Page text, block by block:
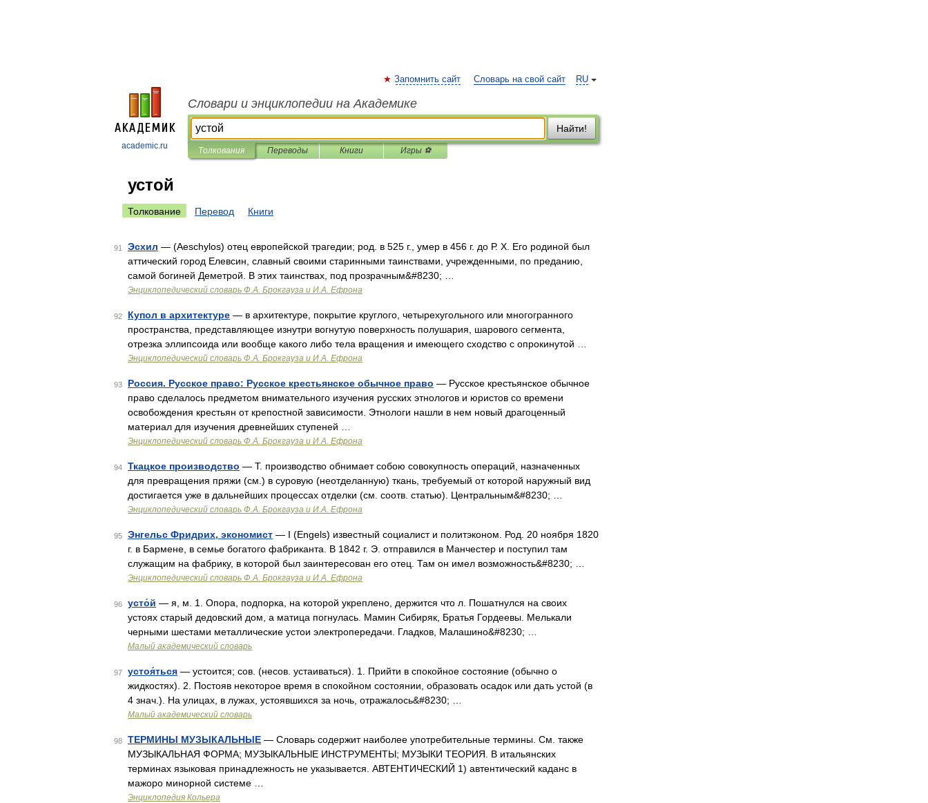
academic.ru
RU
Запомнить сайт Словарь на свой сайт
Словари и энциклопедии на Академике
Найти!
Толкования Переводы Книги Игры ⚽
устой
Толкование Перевод Книги
91 Эсхил — (Aeschylos) отец европейской трагедии; род. в 525 г., умер в 456 г. до Р. Х. Его родиной был
аттический город Елевсин, славный своими старинными таинствами, учрежденными, по преданию,
самой богиней Деметрой. В этих таинствах, под прозрачным&#8230; …
Энциклопедический словарь Ф.А. Брокгауза и И.А. Ефрона
92 Купол в архитектуре — в архитектуре, покрытие круглого, четырехугольного или многогранного
пространства, представляющее изнутри вогнутую поверхность полушария, шарового сегмента,
отрезка эллипсоида или вообще какого либо тела вращения и имеющего сходство с опрокинутой …
Энциклопедический словарь Ф.А. Брокгауза и И.А. Ефрона
93 Россия. Русское право: Русское крестьянское обычное право — Русское крестьянское обычное
право сделалось предметом внимательного изучения русских этнологов и юристов со времени
освобождения крестьян от крепостной зависимости. Этнологи нашли в нем новый драгоценный
материал для изучения древнейших ступеней …
Энциклопедический словарь Ф.А. Брокгауза и И.А. Ефрона
94 Ткацкое производство — Т. производство обнимает собою совокупность операций, назначенных
для превращения пряжи (см.) в суровую (неотделанную) ткань, требуемый от которой наружный вид
достигается уже в дальнейших процессах отделки (см. соотв. статью). Центральным&#8230; …
Энциклопедический словарь Ф.А. Брокгауза и И.А. Ефрона
95 Энгельс Фридрих, экономист — I (Engels) известный социалист и политэконом. Род. 20 ноября 1820
г. в Бармене, в семье богатого фабриканта. В 1842 г. Э. отправился в Манчестер и поступил там
служащим на фабрику, в которой был заинтересован его отец. Там он имел возможность&#8230; …
Энциклопедический словарь Ф.А. Брокгауза и И.А. Ефрона
96 усто́й — я, м. 1. Опора, подпорка, на которой укреплено, держится что л. Пошатнулся на своих
устоях старый дедовский дом, а матица погнулась. Мамин Сибиряк, Братья Гордеевы. Мелькали
черными шестами металлические устои электропередачи. Гладков, Малашино&#8230; …
Малый академический словарь
97 устоя́ться — устоится; сов. (несов. устаиваться). 1. Прийти в спокойное состояние (обычно о
жидкостях). 2. Постояв некоторое время в спокойном состоянии, образовать осадок или дать устой (в
4 знач.). На улицах, в лужах, устоявшихся за ночь, отражалось&#8230; …
Малый академический словарь
98 ТЕРМИНЫ МУЗЫКАЛЬНЫЕ — Словарь содержит наиболее употребительные термины. См. также
МУЗЫКАЛЬНАЯ ФОРМА; МУЗЫКАЛЬНЫЕ ИНСТРУМЕНТЫ; МУЗЫКИ ТЕОРИЯ. В итальянских
терминах языковая принадлежность не указывается. АВТЕНТИЧЕСКИЙ 1) автентический каданс в
мажоро минорной системе …
Энциклопедия Кольера